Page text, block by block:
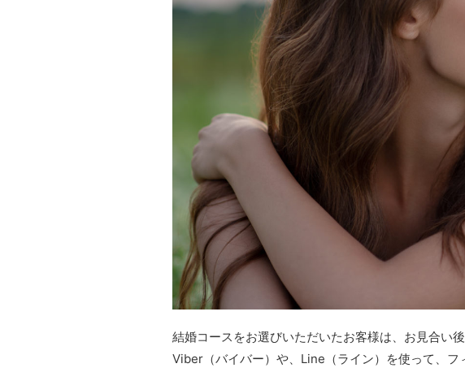
結婚コースをお選びいただいたお客様は、お見合い
Viber（バイバー）や、Line（ライン）を使って、フ